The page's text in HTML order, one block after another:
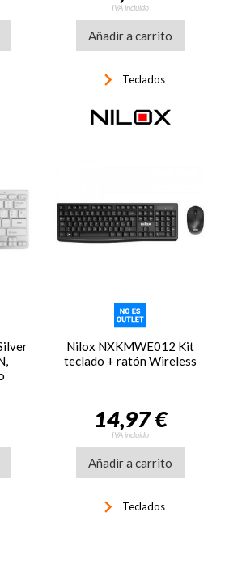
IVA incluido
Añadir a carrito
keyboard_arrow_right Teclados
Nilox NXKMWE012 Kit
teclado + ratón Wireless
14,97 €
IVA incluido
Añadir a carrito
keyboard_arrow_right Teclados